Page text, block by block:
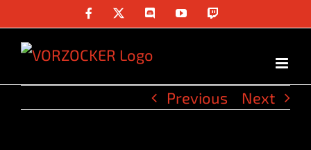
content
Facebook DiscordYouTube
Previous Next